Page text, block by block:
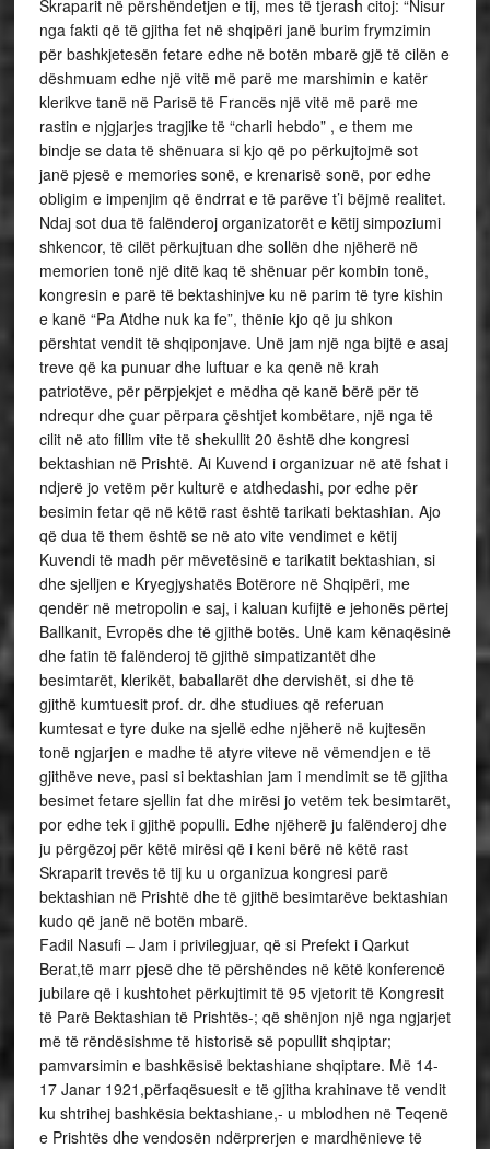
Skraparit në përshëndetjen e tij, mes të tjerash citoj: “Nisur
nga fakti që të gjitha fet në shqipëri janë burim frymzimin
për bashkjetesën fetare edhe në botën mbarë gjë të cilën e
dëshmuam edhe një vitë më parë me marshimin e katër
klerikve tanë në Parisë të Francës një vitë më parë me
rastin e njgjarjes tragjike të “charli hebdo” , e them me
bindje se data të shënuara si kjo që po përkujtojmë sot
janë pjesë e memories sonë, e krenarisë sonë, por edhe
obligim e impenjim që ëndrrat e të parëve t’i bëjmë realitet.
Ndaj sot dua të falënderoj organizatorët e këtij simpoziumi
shkencor, të cilët përkujtuan dhe sollën dhe njëherë në
memorien tonë një ditë kaq të shënuar për kombin tonë,
kongresin e parë të bektashinjve ku në parim të tyre kishin
e kanë “Pa Atdhe nuk ka fe”, thënie kjo që ju shkon
përshtat vendit të shqiponjave. Unë jam një nga bijtë e asaj
treve që ka punuar dhe luftuar e ka qenë në krah
patriotëve, për përpjekjet e mëdha që kanë bërë për të
ndrequr dhe çuar përpara çështjet kombëtare, një nga të
cilit në ato fillim vite të shekullit 20 është dhe kongresi
bektashian në Prishtë. Ai Kuvend i organizuar në atë fshat i
ndjerë jo vetëm për kulturë e atdhedashi, por edhe për
besimin fetar që në këtë rast është tarikati bektashian. Ajo
që dua të them është se në ato vite vendimet e këtij
Kuvendi të madh për mëvetësinë e tarikatit bektashian, si
dhe sjelljen e Kryegjyshatës Botërore në Shqipëri, me
qendër në metropolin e saj, i kaluan kufijtë e jehonës përtej
Ballkanit, Evropës dhe të gjithë botës. Unë kam kënaqësinë
dhe fatin të falënderoj të gjithë simpatizantët dhe
besimtarët, klerikët, baballarët dhe dervishët, si dhe të
gjithë kumtuesit prof. dr. dhe studiues që referuan
kumtesat e tyre duke na sjellë edhe njëherë në kujtesën
tonë ngjarjen e madhe të atyre viteve në vëmendjen e të
gjithëve neve, pasi si bektashian jam i mendimit se të gjitha
besimet fetare sjellin fat dhe mirësi jo vetëm tek besimtarët,
por edhe tek i gjithë populli. Edhe njëherë ju falënderoj dhe
ju përgëzoj për këtë mirësi që i keni bërë në këtë rast
Skraparit trevës të tij ku u organizua kongresi parë
bektashian në Prishtë dhe të gjithë besimtarëve bektashian
kudo që janë në botën mbarë.
Fadil Nasufi – Jam i privilegjuar, që si Prefekt i Qarkut
Berat,të marr pjesë dhe të përshëndes në këtë konferencë
jubilare që i kushtohet përkujtimit të 95 vjetorit të Kongresit
të Parë Bektashian të Prishtës-; që shënjon një nga ngjarjet
më të rëndësishme të historisë së popullit shqiptar;
pamvarsimin e bashkësisë bektashiane shqiptare. Më 14-
17 Janar 1921,përfaqësuesit e të gjitha krahinave të vendit
ku shtrihej bashkësia bektashiane,- u mblodhen në Teqenë
e Prishtës dhe vendosën ndërprerjen e mardhënieve të